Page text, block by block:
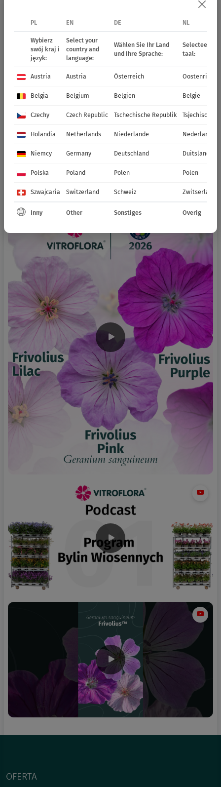
OFERTA
PL EN DE NL
Wybierz
swój kraj i
język:
Select your
country and
language:
Wählen Sie Ihr Land
und Ihre Sprache:
Selecteer uw
taal:
Austria Austria Österreich Oostenrijk
Belgia Belgium Belgien België
Czechy Czech Republic Tschechische Republik Tsjechische
Holandia Netherlands Niederlande Nederland
Niemcy Germany Deutschland Duitsland
Polska Poland Polen Polen
Szwajcaria Switzerland Schweiz Zwitserland
Inny Other Sonstiges Overig